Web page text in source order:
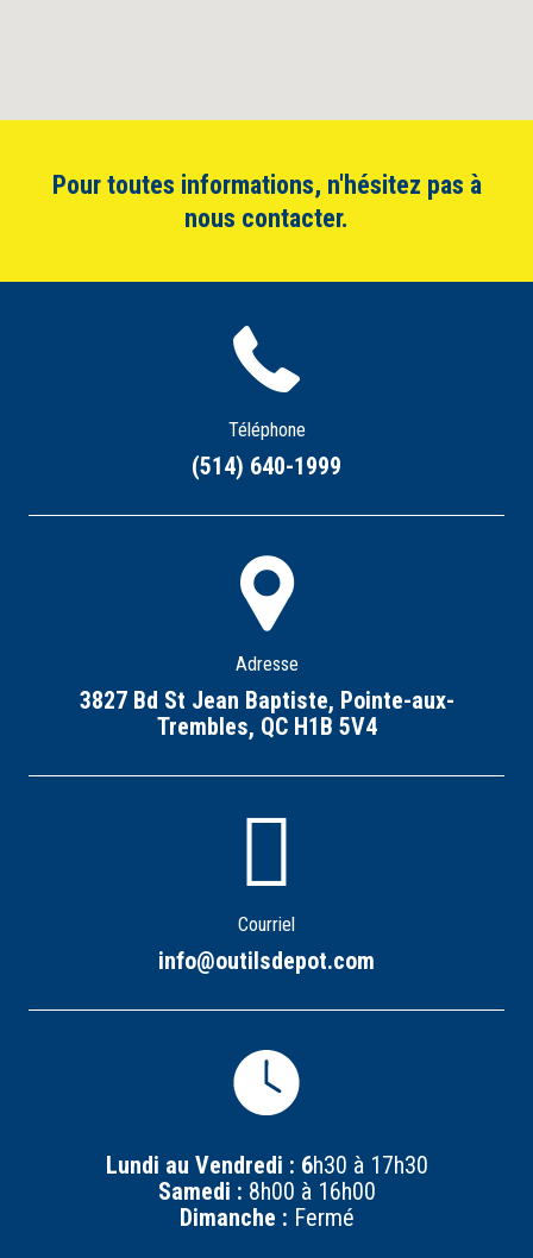
Pour toutes informations, n'hésitez pas à
nous contacter.
Téléphone
(514) 640-1999
Adresse
3827 Bd St Jean Baptiste, Pointe-aux-
Trembles, QC H1B 5V4
Courriel
info@outilsdepot.com
Lundi au Vendredi : 6h30 à 17h30
Samedi : 8h00 à 16h00
Dimanche : Fermé